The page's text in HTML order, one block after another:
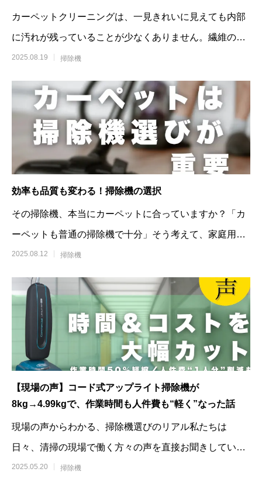
カーペットクリーニングは、一見きれいに見えても内部
に汚れが残っていることが少なくありません。繊維の奥
には、土砂やホコリ、ダニの死骸などが
2025.08.19 掃除機
効率も品質も変わる！掃除機の選択
その掃除機、本当にカーペットに合っていますか？「カ
ーペットも普通の掃除機で十分」そう考えて、家庭用や
ハンディ型の掃除機を業務用として
2025.08.12 掃除機
【現場の声】コード式アップライト掃除機が
8kg→4.99kgで、作業時間も人件費も“軽く”なった話
現場の声からわかる、掃除機選びのリアル私たちは
日々、清掃の現場で働く方々の声を直接お聞きしていま
す。今回は、実際にインディペンデンス
2025.05.20 掃除機